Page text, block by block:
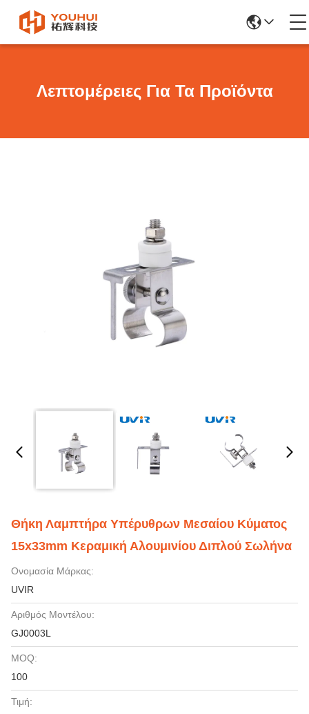
Λεπτομέρειες Για Τα Προϊόντα
Θήκη Λαμπτήρα Υπέρυθρων Μεσαίου Κύματος
15x33mm Κεραμική Αλουμινίου Διπλού Σωλήνα
Ονομασία Μάρκας:
UVIR
Αριθμός Μοντέλου:
GJ0003L
MOQ:
100
Τιμή: